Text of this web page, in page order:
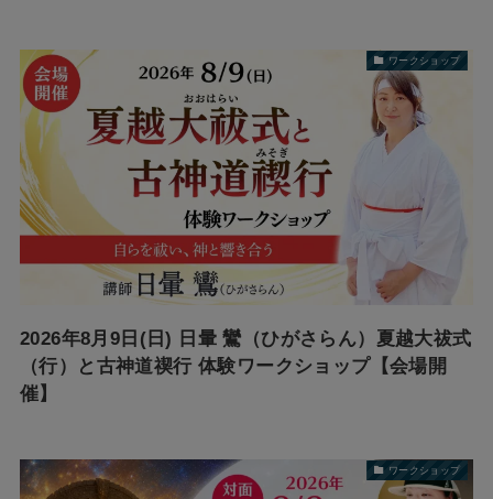
ワークショップ
2026年8月9日(日) 日暈 鸞（ひがさらん）夏越大祓式
（行）と古神道禊行 体験ワークショップ【会場開
催】
ワークショップ